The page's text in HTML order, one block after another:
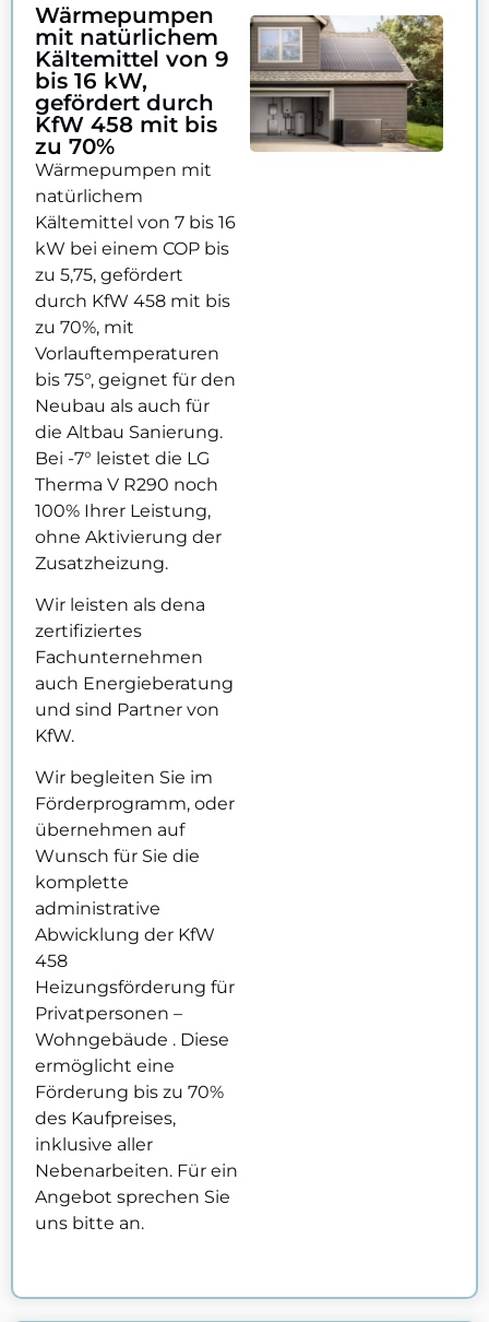
Wärmepumpen
mit natürlichem
Kältemittel von 9
bis 16 kW,
gefördert durch
KfW 458 mit bis
zu 70%
Wärmepumpen mit
natürlichem
Kältemittel von 7 bis 16
kW bei einem COP bis
zu 5,75, gefördert
durch KfW 458 mit bis
zu 70%, mit
Vorlauftemperaturen
bis 75°, geignet für den
Neubau als auch für
die Altbau Sanierung.
Bei -7° leistet die LG
Therma V R290 noch
100% Ihrer Leistung,
ohne Aktivierung der
Zusatzheizung.
Wir leisten als dena
zertifiziertes
Fachunternehmen
auch Energieberatung
und sind Partner von
KfW.
Wir begleiten Sie im
Förderprogramm, oder
übernehmen auf
Wunsch für Sie die
komplette
administrative
Abwicklung der KfW
458
Heizungsförderung für
Privatpersonen –
Wohngebäude . Diese
ermöglicht eine
Förderung bis zu 70%
des Kaufpreises,
inklusive aller
Nebenarbeiten. Für ein
Angebot sprechen Sie
uns bitte an.